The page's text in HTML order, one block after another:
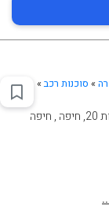
» סוכנות רכב»